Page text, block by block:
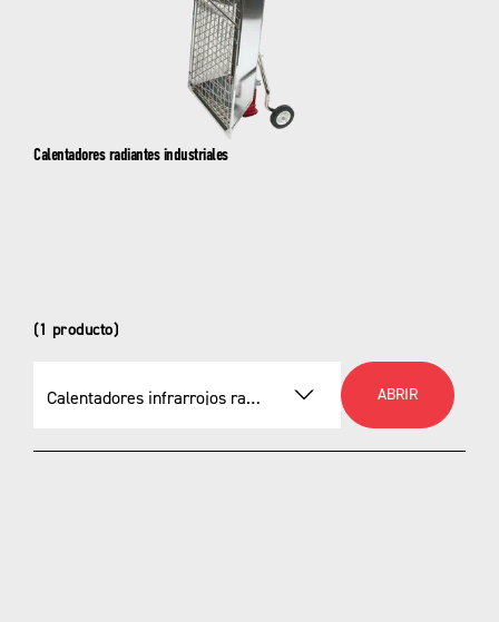
Calentadores radiantes industriales
(1 producto)
Seleccionar un producto Calentadores infrarrojos radiantes STAR ABRIR